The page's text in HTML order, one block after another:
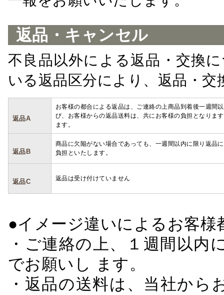
返品・キャンセル
不良品以外による返品・交換
いる返品区分により、返品・
返品A
お客様の都合による返品は、ご連絡の上商品到着後一週間
び、お客様からの返品送料は、共にお客様の負担となりま
ます。
返品B
商品に欠陥がない場合であっても、一週間以内に限り返品
負担といたします。
返品C 返品は受け付けていません
●イメージ違いによるお客
・ご連絡の上、１週間以
でお願いし ます。
・返品の送料は、当社か